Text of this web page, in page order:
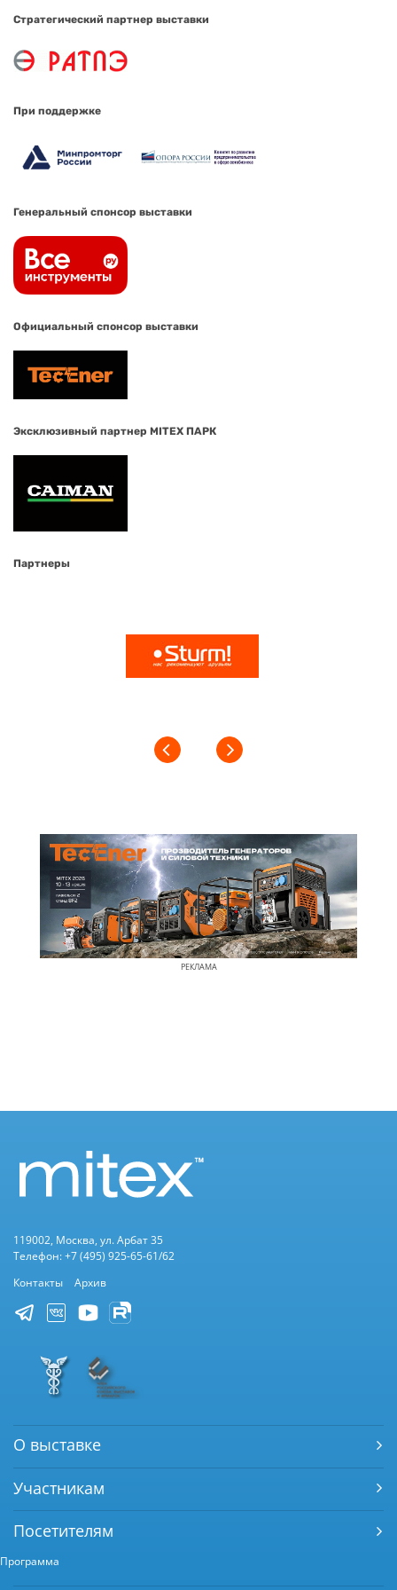
Стратегический партнер выставки
При поддержке
Генеральный спонсор выставки
Официальный спонсор выставки
Эксклюзивный партнер MITEX ПАРК
Партнеры
РЕКЛАМА
119002, Москва, ул. Арбат 35
Телефон: +7 (495) 925-65-61/62
Контакты
Архив
О выставке
Участникам
Посетителям
Программа